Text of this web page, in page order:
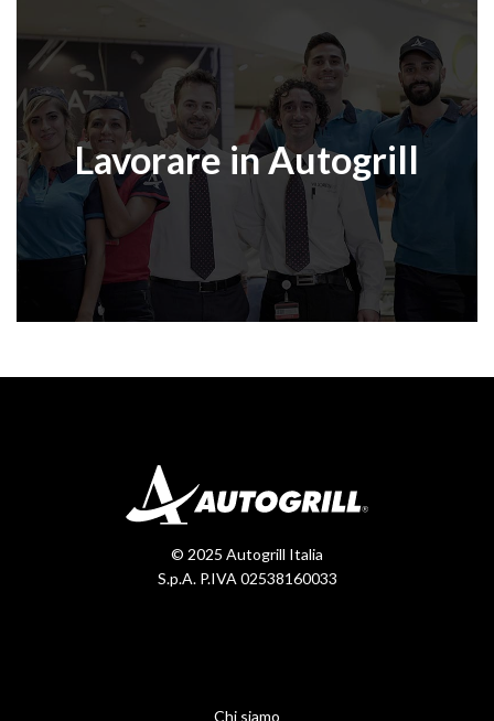
Lavorare in Autogrill
© 2025 Autogrill Italia
S.p.A. P.IVA 02538160033
Chi siamo